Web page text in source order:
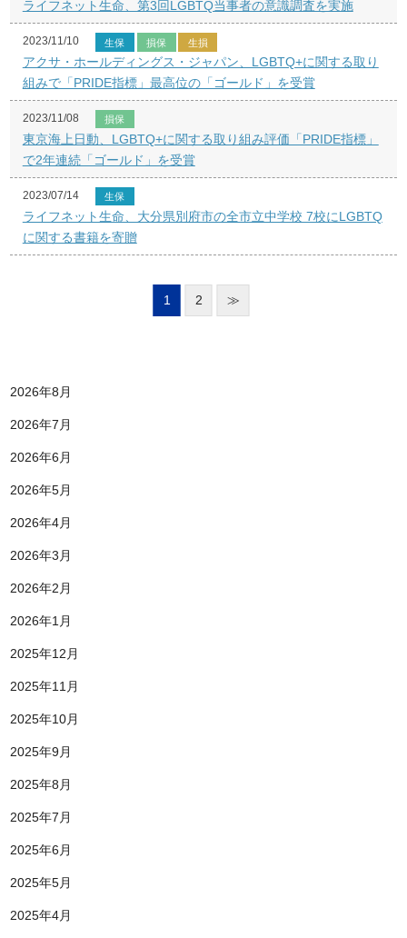
ライフネット生命、第3回LGBTQ当事者の意識調査を実施
2023/11/10 生保 損保 生損
アクサ・ホールディングス・ジャパン、LGBTQ+に関する取り
組みで「PRIDE指標」最高位の「ゴールド」を受賞
2023/11/08 損保
東京海上日動、LGBTQ+に関する取り組み評価「PRIDE指標」
で2年連続「ゴールド」を受賞
2023/07/14 生保
ライフネット生命、大分県別府市の全市立中学校 7校にLGBTQ
に関する書籍を寄贈
1 2 ≫
2026年8月
2026年7月
2026年6月
2026年5月
2026年4月
2026年3月
2026年2月
2026年1月
2025年12月
2025年11月
2025年10月
2025年9月
2025年8月
2025年7月
2025年6月
2025年5月
2025年4月